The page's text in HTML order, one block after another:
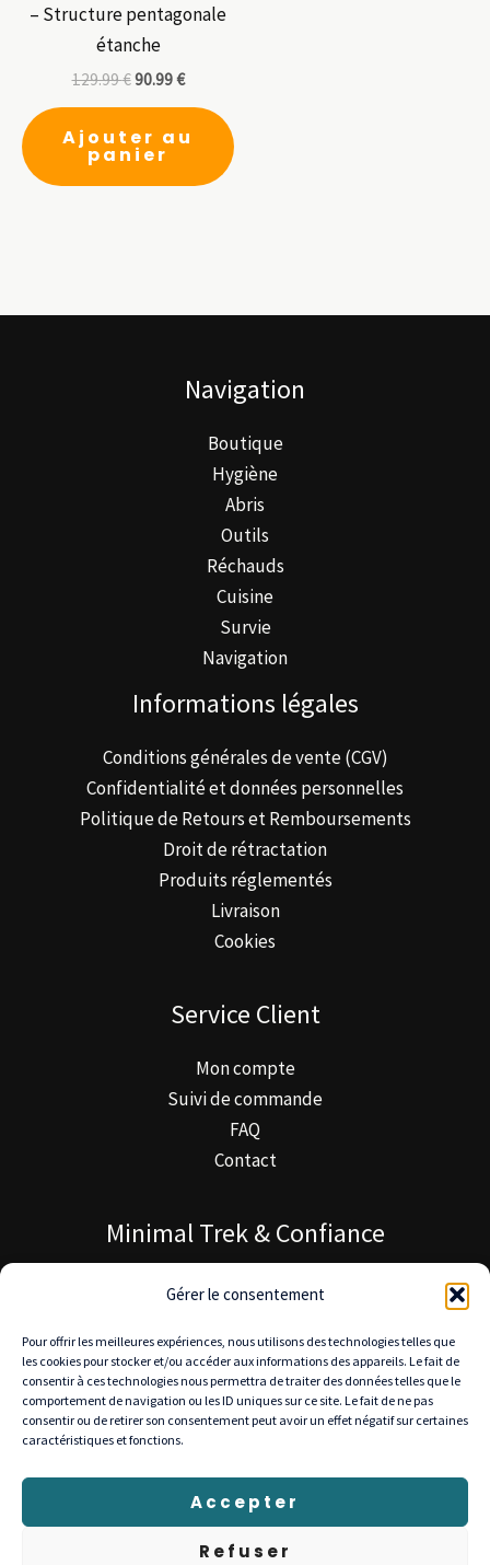
Gérer le consentement
Pour offrir les meilleures expériences, nous utilisons des technologies telles que
les cookies pour stocker et/ou accéder aux informations des appareils. Le fait de
consentir à ces technologies nous permettra de traiter des données telles que le
comportement de navigation ou les ID uniques sur ce site. Le fait de ne pas
consentir ou de retirer son consentement peut avoir un effet négatif sur certaines
caractéristiques et fonctions.
Accepter
Refuser
– Structure pentagonale
étanche
129.99€90.99€
Ajouter au
panier
Navigation
Boutique
Hygiène
Abris
Outils
Réchauds
Cuisine
Survie
Navigation
Informations légales
Conditions générales de vente (CGV)
Confidentialité et données personnelles
Politique de Retours et Remboursements
Droit de rétractation
Produits réglementés
Livraison
Cookies
Service Client
Mon compte
Suivi de commande
FAQ
Contact
Minimal Trek & Confiance
À propos de Minimal Trek
Notre mission
Livraison gratuite en Europe • Retours 30 jours •
Paiement sécurisé : Stripe, PayPal, Visa, Mastercard